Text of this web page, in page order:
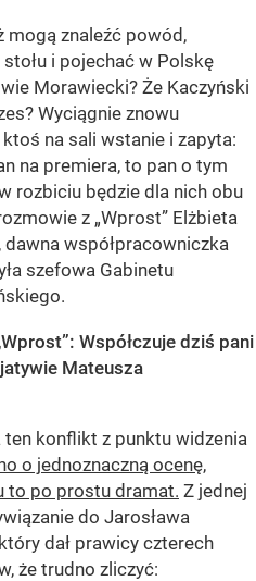
mogą znaleźć powód,
i pojechać w Polskę
Morawiecki? Że Kaczyński
Wyciągnie znowu
na sali wstanie i zapyta:
na premiera, to pan o tym
rozbiciu będzie dla nich obu
z „Wprost” Elżbieta
dawna współpracowniczka
szefowa Gabinetu
Współczuje dziś pani
Mateusza
ten konflikt z punktu widzenia
o jednoznaczną ocenę,
to po prostu dramat. Z jednej
do Jarosława
dał prawicy czterech
że trudno zliczyć: